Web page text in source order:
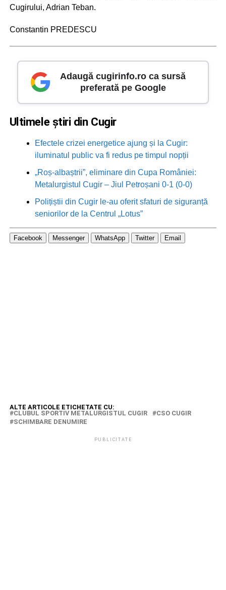
Cugirului, Adrian Teban.
Constantin PREDESCU
Adaugă cugirinfo.ro ca sursă
preferată pe Google
Ultimele știri din Cugir
Efectele crizei energetice ajung și la Cugir:
iluminatul public va fi redus pe timpul nopții
„Roș-albaștrii”, eliminare din Cupa României:
Metalurgistul Cugir – Jiul Petroșani 0-1 (0-0)
Polițiștii din Cugir le-au oferit sfaturi de siguranță
seniorilor de la Centrul „Lotus”
Facebook Messenger WhatsApp Twitter Email
ALTE ARTICOLE ETICHETATE CU:
CLUBUL SPORTIV METALURGISTUL CUGIR
CSO CUGIR
SCHIMBARE DENUMIRE
PUBLICITATE